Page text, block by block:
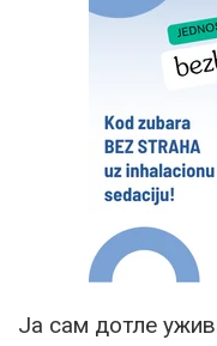
Ја сам дотле